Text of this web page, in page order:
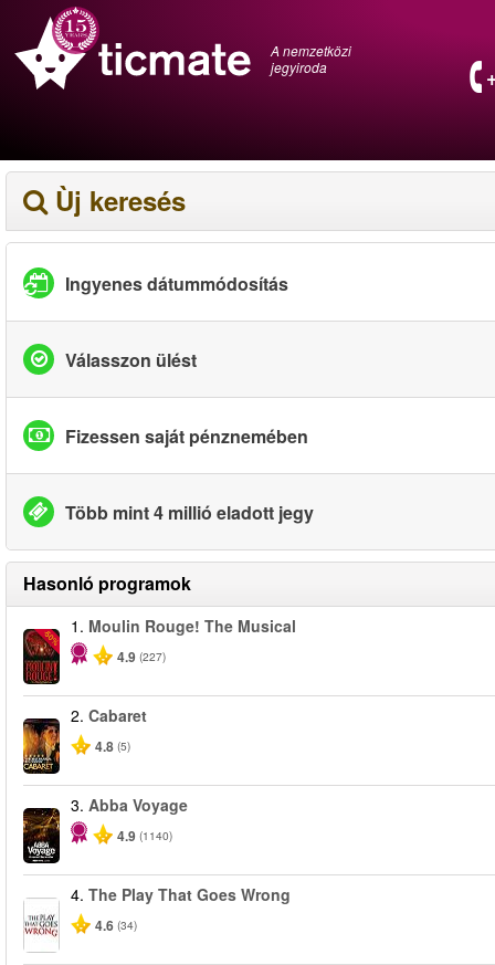
A nemzetközi
jegyiroda
Ùj keresés
Ingyenes dátummódosítás
Válasszon ülést
Fizessen saját pénznemében
Több mint 4 millió eladott jegy
Hasonló programok
-50%
1. Moulin Rouge! The Musical
4.9 (227)
2. Cabaret
4.8 (5)
3. Abba Voyage
4.9 (1140)
4. The Play That Goes Wrong
4.6 (34)